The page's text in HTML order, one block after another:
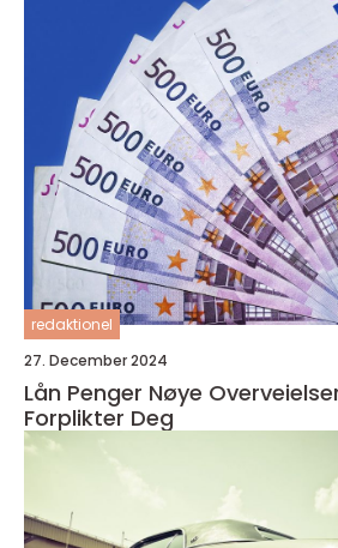
redaktionel
27. December 2024
Lån Penger Nøye Overveielser før Du
Forplikter Deg